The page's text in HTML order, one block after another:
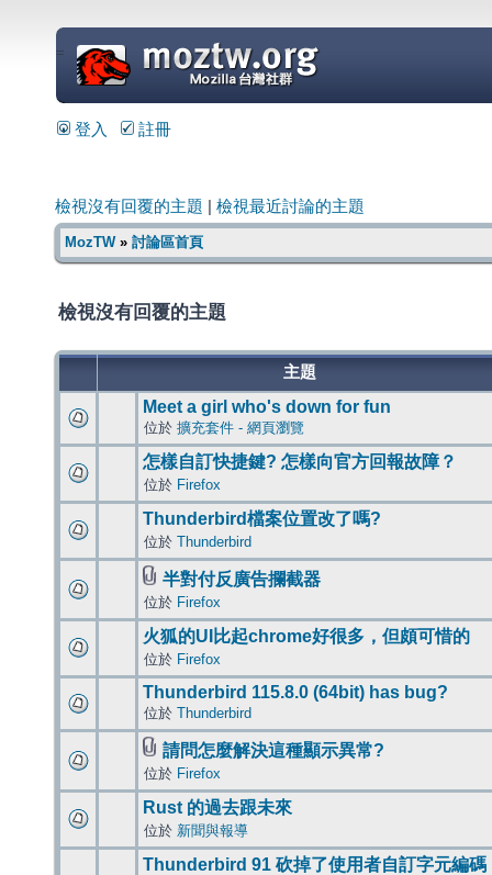
=
登入 註冊
檢視沒有回覆的主題 檢視最近討論的主題
MozTW» 討論區首頁
檢視沒有回覆的主題
主題
Meet a girl who's down for fun
位於 擴充套件 - 網頁瀏覽
怎樣自訂快捷鍵? 怎樣向官方回報故障？
位於 Firefox
Thunderbird檔案位置改了嗎?
位於 Thunderbird
半對付反廣告攔截器
位於 Firefox
火狐的UI比起chrome好很多，但頗可惜的
位於 Firefox
Thunderbird 115.8.0 (64bit) has bug?
位於 Thunderbird
請問怎麼解決這種顯示異常?
位於 Firefox
Rust 的過去跟未來
位於 新聞與報導
Thunderbird 91 砍掉了使用者自訂字元編碼